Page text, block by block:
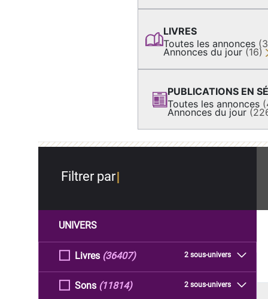
LIVRES
Toutes les annonces
Annonces du jour (16)
PUBLICATIONS EN
Toutes les annonces
Annonces du jour
Filtrer par
UNIVERS
Livres 2 sous-univers
(36407)
Sons 2 sous-univers
(11814)